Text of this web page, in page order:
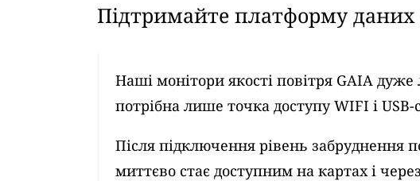
Підтримайте платформу даних
Наші монітори якості повітря GAIA
потрібна лише точка доступу WIFI і
Після підключення рівень забруднення
миттєво стає доступним на картах і